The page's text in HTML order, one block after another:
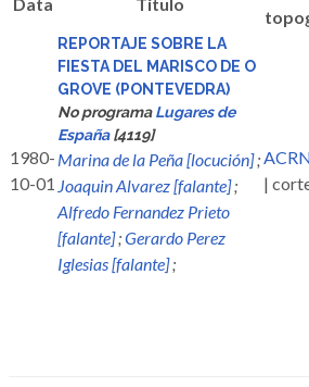
1980-
10-01
REPORTAJE SOBRE LA
FIESTA DEL MARISCO DE O
GROVE (PONTEVEDRA)
No programaLugares de
España[4119]
Marina de la Peña [locución];
Joaquin Alvarez [falante];
Alfredo Fernandez Prieto
[falante];Gerardo Perez
Iglesias [falante];
|